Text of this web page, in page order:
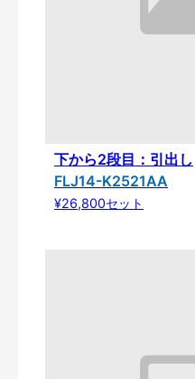
下から2段目：引出し
FLJ14-K2521AA
¥26,800セット